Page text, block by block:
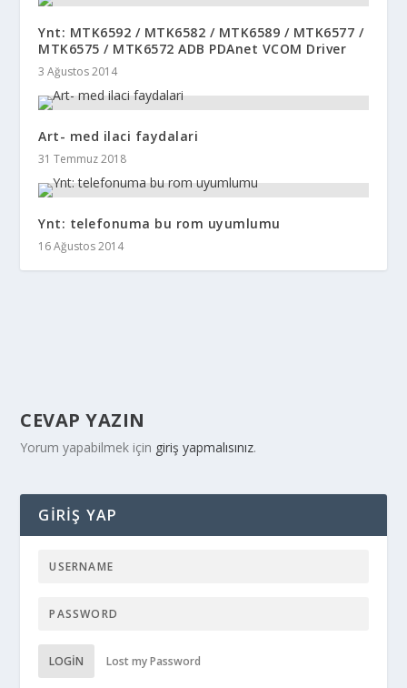
Ynt: MTK6592 / MTK6582 / MTK6589 / MTK6577 /
MTK6575 / MTK6572 ADB PDAnet VCOM Driver
3 Ağustos 2014
Art- med ilaci faydalari
31 Temmuz 2018
Ynt: telefonuma bu rom uyumlumu
16 Ağustos 2014
CEVAP YAZIN
Yorum yapabilmek için giriş yapmalısınız.
GIRIŞ YAP
LOGIN Lost my Password